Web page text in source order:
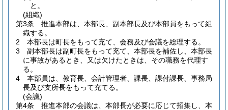
と。
(組織)
第3条
推進本部は、本部長、副本部長及び本部員をもって組
織する。
2
本部長は町長をもって充て、会務及び会議を総理する。
3
副本部長は副町長をもって充て、本部長を補佐し、本部長
に事故があるとき、又は欠けたときは、その職務を代理す
る。
4
本部員は、教育長、会計管理者、課長、課付課長、事務局
長及び支所長をもって充てる。
(会議)
第4条
推進本部の会議は、本部長が必要に応じて招集し、本